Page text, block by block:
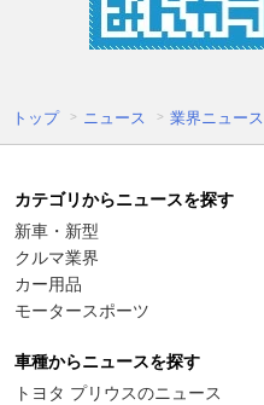
トップ ニュース 業界ニュース
カテゴリからニュースを探す
新車・新型
クルマ業界
カー用品
モータースポーツ
車種からニュースを探す
トヨタ プリウスのニュース